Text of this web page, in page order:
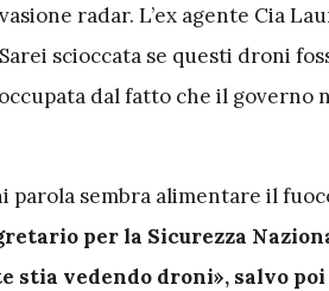
radar. L’ex agente Cia
scioccata se questi droni
dal fatto che il governo
parola sembra alimentare il
per la Sicurezza
stia vedendo droni», salvo poi